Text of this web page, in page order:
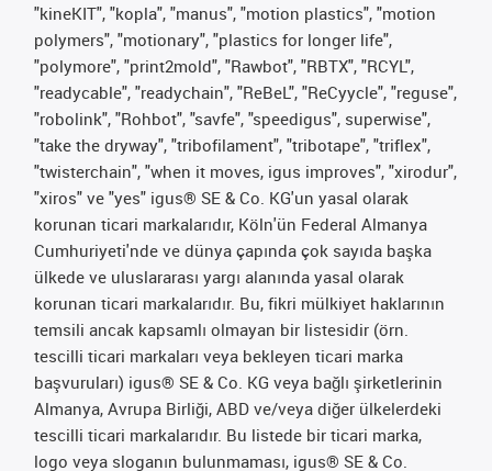
"kineKIT", "kopla", "manus", "motion plastics", "motion
polymers", "motionary", "plastics for longer life",
"polymore", "print2mold", "Rawbot", "RBTX", "RCYL",
"readycable", "readychain", "ReBeL", "ReCyycle", "reguse",
"robolink", "Rohbot", "savfe", "speedigus", superwise",
"take the dryway", "tribofilament", "tribotape", "triflex",
"twisterchain", "when it moves, igus improves", "xirodur",
"xiros" ve "yes" igus® SE & Co. KG'un yasal olarak
korunan ticari markalarıdır, Köln'ün Federal Almanya
Cumhuriyeti'nde ve dünya çapında çok sayıda başka
ülkede ve uluslararası yargı alanında yasal olarak
korunan ticari markalarıdır. Bu, fikri mülkiyet haklarının
temsili ancak kapsamlı olmayan bir listesidir (örn.
tescilli ticari markaları veya bekleyen ticari marka
başvuruları) igus® SE & Co. KG veya bağlı şirketlerinin
Almanya, Avrupa Birliği, ABD ve/veya diğer ülkelerdeki
tescilli ticari markalarıdır. Bu listede bir ticari marka,
logo veya sloganın bulunmaması, igus® SE & Co.